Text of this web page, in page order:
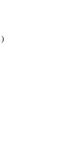
)